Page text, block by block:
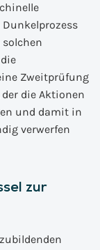
solchen
Zweitprüfung
die Aktionen
und damit in
verwerfen
zur